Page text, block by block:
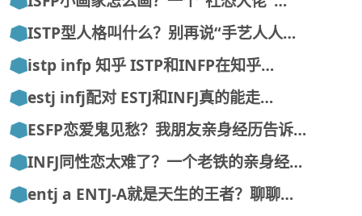
ISTP型人格叫什么？别再说“手艺人人…
istp infp 知乎 ISTP和INFP在知乎…
estj infj配对 ESTJ和INFJ真的能走…
ESFP恋爱鬼见愁？我朋友亲身经历告诉…
INFJ同性恋太难了？一个老铁的亲身经…
entj a ENTJ-A就是天生的王者？聊聊…